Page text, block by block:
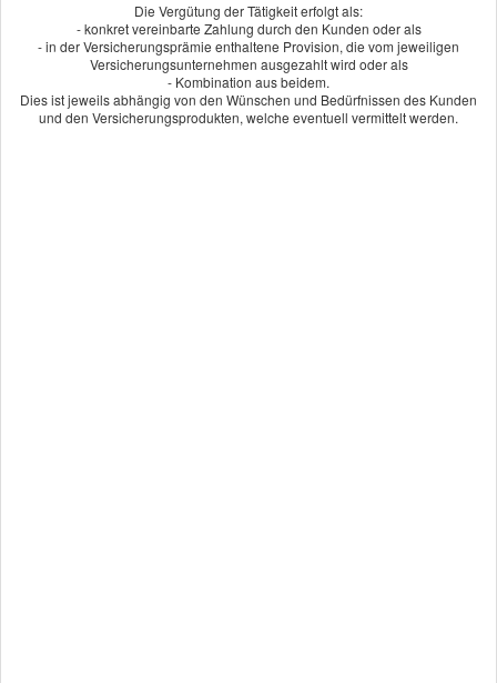
Bewertungen
Die Vergütung der Tätigkeit erfolgt als:
- konkret vereinbarte Zahlung durch den Kunden oder als
- in der Versicherungsprämie enthaltene Provision, die vom jeweiligen
Versicherungsunternehmen ausgezahlt wird oder als
- Kombination aus beidem.
Dies ist jeweils abhängig von den Wünschen und Bedürfnissen des Kunden
und den Versicherungsprodukten, welche eventuell vermittelt werden.